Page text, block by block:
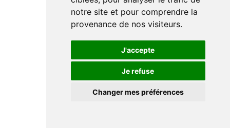
notre site et pour comprendre la
provenance de nos visiteurs.
J'accepte
Je refuse
Changer mes préférences